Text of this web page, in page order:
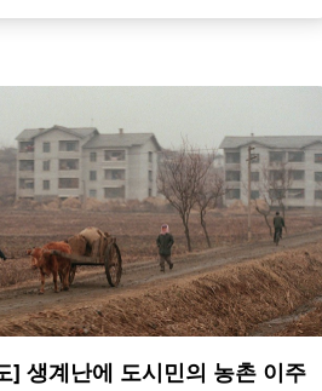
] 생계난에 도시민의 농촌 이주